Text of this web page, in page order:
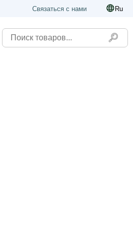
Связаться с нами Ru